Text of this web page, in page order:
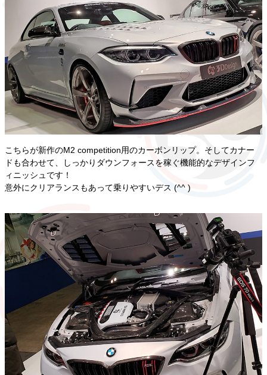
こちらが新作のM2 competition用のカーボンリップ。そしてカナー
ドも合わせて、しっかりダウンフォースを稼ぐ機能的なデザインフ
ィニッシュです！
意外にクリアランスもあって乗りやすいデス (^^ )ゞ